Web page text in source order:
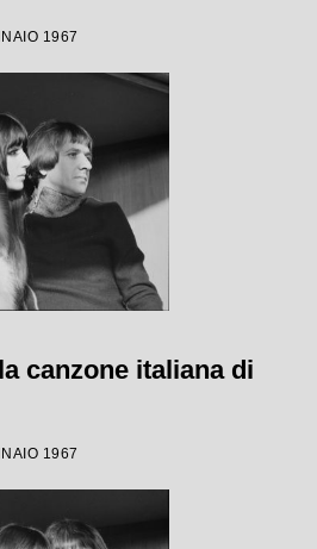
1967
canzone italiana di
1967